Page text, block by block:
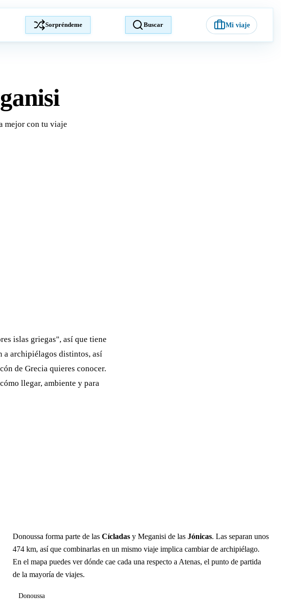
Sorpréndeme Buscar Mi viaje
mejor con tu viaje
islas griegas", así que tiene
a archipiélagos distintos, así
de Grecia quieres conocer.
llegar, ambiente y para
Donoussa forma parte de lasCícladas y Meganisi de lasJónicas. Las separan unos
474 km, así que combinarlas en un mismo viaje implica cambiar de archipiélago.
En el mapa puedes ver dónde cae cada una respecto a Atenas, el punto de partida
de la mayoría de viajes.
Donoussa